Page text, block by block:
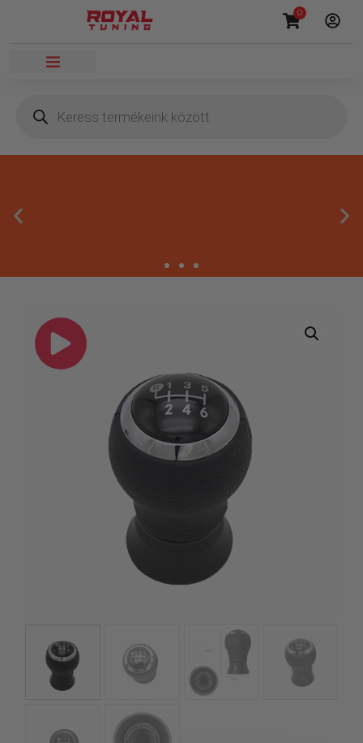
0
Gyors rendelésfeldolgozással segítünk, hogy hamar